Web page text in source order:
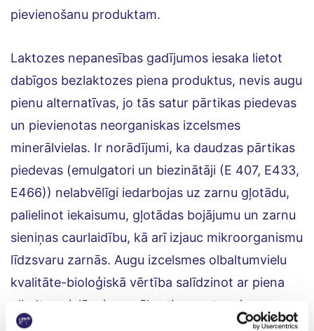
pievienošanu produktam.
Laktozes nepanesības gadījumos iesaka lietot
dabīgos bezlaktozes piena produktus, nevis augu
pienu alternatīvas, jo tās satur pārtikas piedevas
un pievienotas neorganiskas izcelsmes
minerālvielas. Ir norādījumi, ka daudzas pārtikas
piedevas (emulgatori un biezinātāji (E 407, E433,
E466)) nelabvēlīgi iedarbojas uz zarnu gļotādu,
palielinot iekaisumu, gļotādas bojājumu un zarnu
sieniņas caurlaidību, kā arī izjauc mikroorganismu
līdzsvaru zarnās. Augu izcelsmes olbaltumvielu
kvalitāte-bioloģiskā vērtība salīdzinot ar piena
olbaltumvielām ir zemāka-tie nesatur visas
nepieciešamās neaizstājamās aminoskābes.